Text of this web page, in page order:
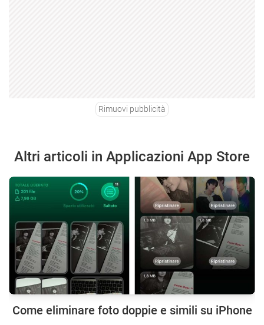
Rimuovi pubblicità
Altri articoli in Applicazioni App Store
Come eliminare foto doppie e simili su iPhone